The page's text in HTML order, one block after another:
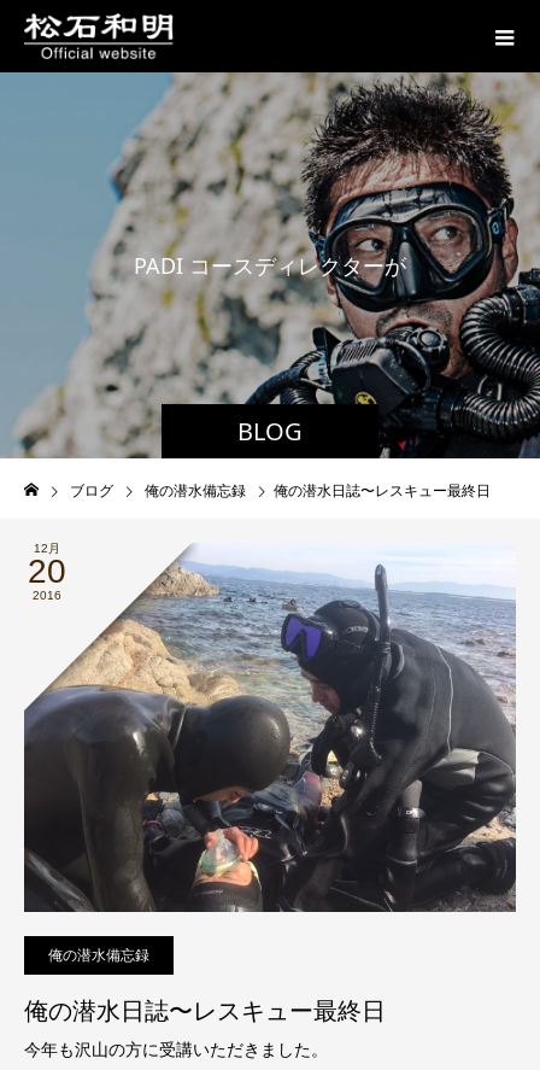
BLOG
P ADI コ ースディレクターが贈る
ブログ 俺の潜水備忘録 俺の潜水日誌〜レスキュー最終日
12月
20
2016
俺の潜水備忘録
俺の潜水日誌〜レスキュー最終日
今年も沢山の方に受講いただきました。